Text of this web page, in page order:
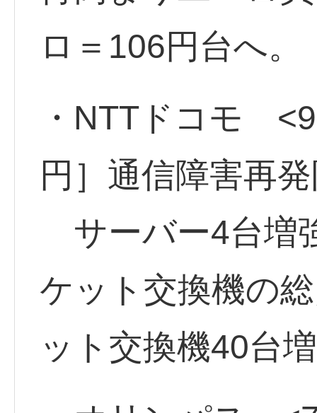
ロ＝106円台へ。
・NTTドコモ
円］通信障害再
サーバー4台増
ケット交換機の
ット交換機40台